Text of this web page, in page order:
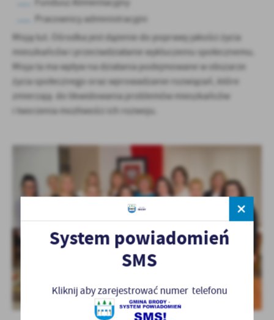
Fundusz Alimentacyjny
Pracownicy administracyjni
Misją tut. Ośrodka jest dążenie do poprawy jakości życia
mieszkańców i przeciwdziałanie wykluczeniu społecznemu.
Misja ta ma wpływ na działania podejmowane w obszarze
życia społecznego oraz wprowadzanie rozwiązań, które
zmierzają do likwidowania problemów mieszkańców
i tworzenia możliwości ich rozwoju.
System powiadomień
SMS
Kliknij aby zarejestrować numer telefonu